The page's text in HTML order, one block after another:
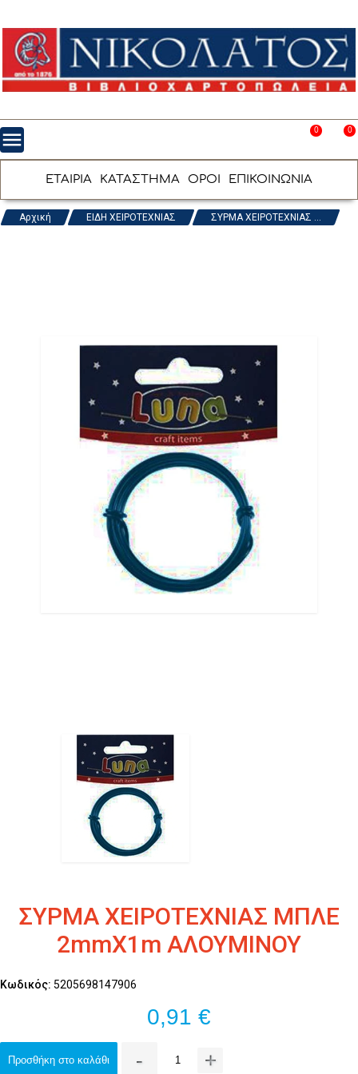
menu 0
favorite_border 0
shopping_cart
ΕΤΑΙΡΙΑ ΚΑΤΑΣΤΗΜΑ ΟΡΟΙ ΕΠΙΚΟΙΝΩΝΙΑ
Αρχική ΕΙΔΗ ΧΕΙΡΟΤΕΧΝΙΑΣ ΣΥΡΜΑ ΧΕΙΡΟΤΕΧΝΙΑΣ ...
ΣΥΡΜΑ ΧΕΙΡΟΤΕΧΝΙΑΣ ΜΠΛΕ
2mmX1m ΑΛΟΥΜΙΝΟΥ
Κωδικός: 5205698147906
0,91 €
Προσθήκη στο καλάθι - +